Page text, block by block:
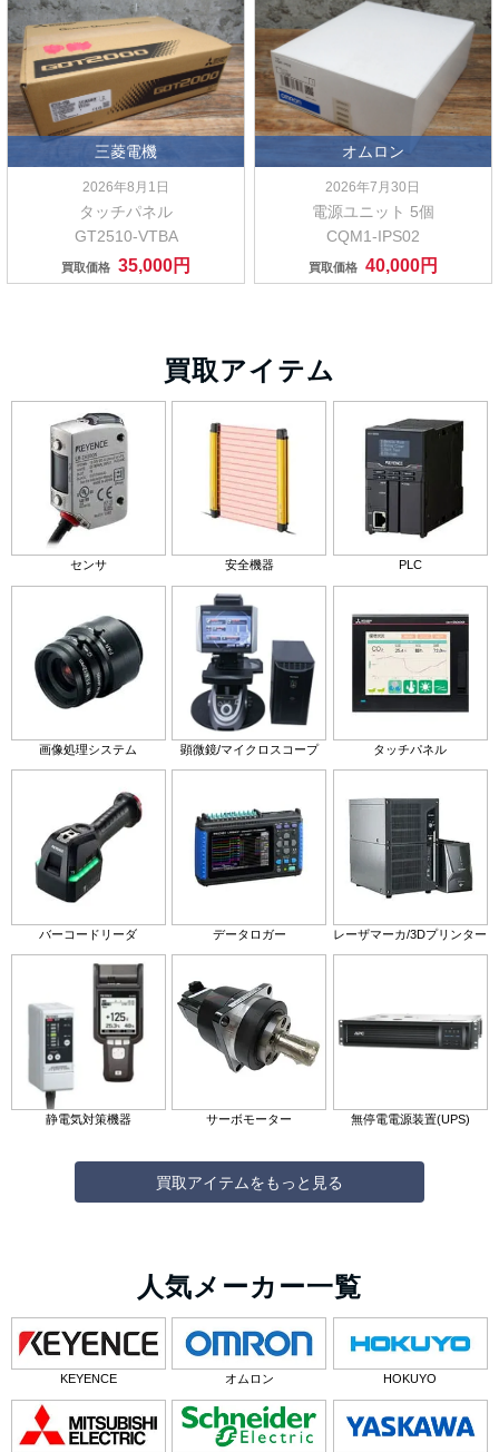
三菱電機
2026年8月1日
タッチパネル
GT2510-VTBA
買取価格 35,000円
オムロン
2026年7月30日
電源ユニット 5個
CQM1-IPS02
買取価格 40,000円
買取アイテム
センサ 安全機器 PLC
画像処理システム 顕微鏡/マイクロスコープ タッチパネル
バーコードリーダ データロガー レーザマーカ/3Dプリンター
静電気対策機器 サーボモーター 無停電電源装置(UPS)
買取アイテムをもっと見る
人気メーカー一覧
KEYENCE オムロン HOKUYO